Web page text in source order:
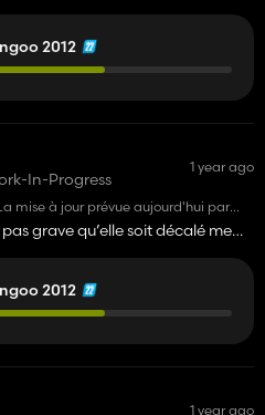
2012
In-Progress
1 year ago
mise à jour prévue aujourd'hui par
au 10/08. Lucas notre moddeur
est couché au fond de son lit ! Un
pas grave qu’elle soit décalé me
2012
1 year ago